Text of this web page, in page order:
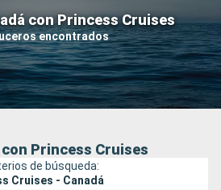
con Princess Cruises
encontrados
Buscar
Princess Cruises
de búsqueda:
Cruises - Canadá